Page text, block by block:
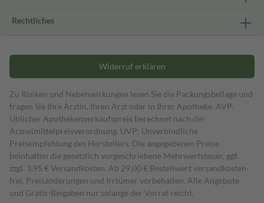
Rechtliches
Widerruf erklären
Zu Risiken und Nebenwirkungen lesen Sie die Packungsbeilage und
fragen Sie Ihre Ärztin, Ihren Arzt oder in Ihrer Apotheke. AVP:
Üblicher Apothekenverkaufspreis berechnet nach der
Arzneimittelpreisverordnung. UVP: Unverbindliche
Preisempfehlung des Herstellers. Die angegebenen Preise
beinhalten die gesetzlich vorgeschriebene Mehrwertsteuer, ggf.
zzgl. 3,95 € Versandkosten. Ab 29,00 € Bestell­wert versand­kosten­
frei. Preisänderungen und Irrtümer vorbehalten. Alle Angebote
und Gratis-Beigaben nur solange der Vorrat reicht.